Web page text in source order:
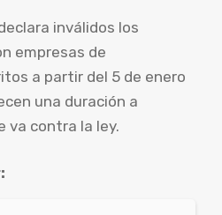
inválidos los
empresas de
a partir del 5 de enero
una duración a
va contra la ley.